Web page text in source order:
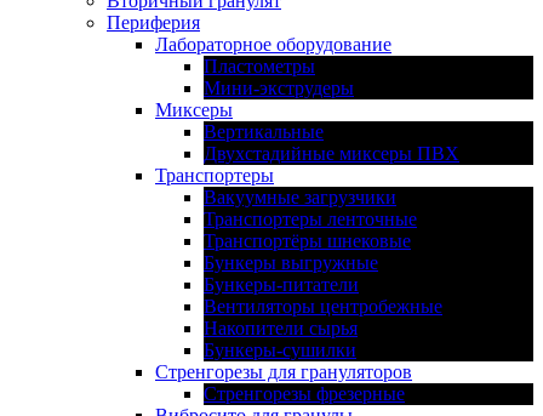
Периферия
Лабораторное оборудование
Пластометры
Мини-экструдеры
Миксеры
Вертикальные
Двухстадийные миксеры ПВХ
Транспортеры
Вакуумные загрузчики
Транспортеры ленточные
Транспортёры шнековые
Бункеры выгружные
Бункеры-питатели
Вентиляторы центробежные
Накопители сырья
Бункеры-сушилки
Стренгорезы для грануляторов
Стренгорезы фрезерные